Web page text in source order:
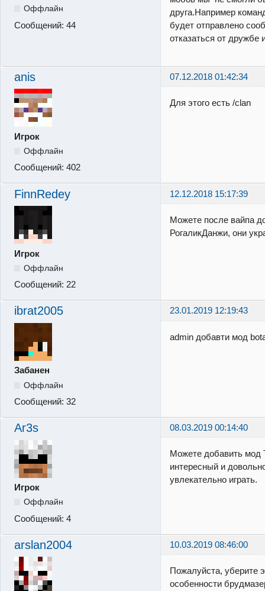
Оффлайн
Сообщений: 44
друга.Например
будет отправлено
отказаться от дружбе
anis 07.12.2018 01:42:34
Игрок
Оффлайн
Сообщений: 402
Для этого есть /clan
FinnRedey 12.12.2018 15:17:39
Игрок
Оффлайн
Сообщений: 22
Можете после вайпа
РогаликДанжи, они
ibrat2005 23.01.2019 12:19:43
Забанен
Оффлайн
Сообщений: 32
admin добавти мод
Ar3s 08.03.2019 00:14:40
Игрок
Оффлайн
Сообщений: 4
Можете добавить мод
интересный и
увлекательно играть.
arslan2004 10.03.2019 08:46:00
Пожалуйста, уберите
особенности